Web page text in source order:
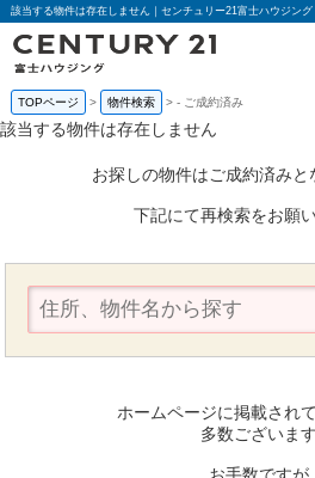
該当する物件は存在しません｜センチュリー21富士ハウジング
TOPページ 物件検索 - ご成約済み
該当する物件は存在しません
お探しの物件はご成約済みと
下記にて再検索をお願
ホームページに掲載され
多数ございます